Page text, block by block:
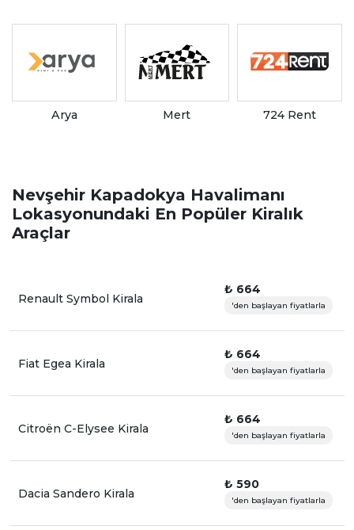
Arya Mert 724 Rent
Nevşehir Kapadokya Havalimanı
Lokasyonundaki En Popüler Kiralık
Araçlar
Renault Symbol Kirala
₺ 664
'den başlayan fiyatlarla
Fiat Egea Kirala
₺ 664
'den başlayan fiyatlarla
Citroën C-Elysee Kirala
₺ 664
'den başlayan fiyatlarla
Dacia Sandero Kirala
₺ 590
'den başlayan fiyatlarla